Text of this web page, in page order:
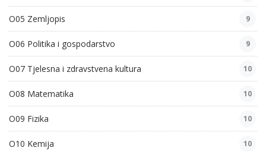
O05 Zemljopis 9
O06 Politika i gospodarstvo 9
O07 Tjelesna i zdravstvena kultura 10
O08 Matematika 10
O09 Fizika 10
O10 Kemija 10